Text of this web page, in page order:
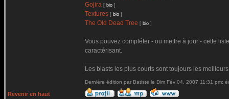
Gojira [ bio ]
Textures [ bio ]
The Old Dead Tree [ bio ]
Vous pouvez compléter - ou mettre à jour - cette
caractérisant.
Les blasts les plus courts sont toujours les
Dernière édition par Batiste le Dim Fév 04, 2007 11:31 pm;
Revenir en haut